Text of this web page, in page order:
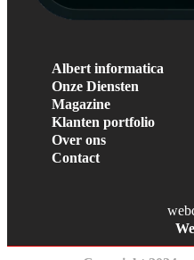
Albert informatica
Onze Diensten
Magazine
Klanten portfolio
Over ons
Contact